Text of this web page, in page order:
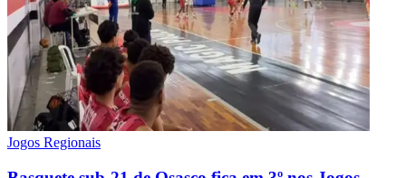
WhatsApp Facebook
Opções
Siga no Google Notícias
Receba as principais notícias do Jornal de Barueridireto no seu
feed